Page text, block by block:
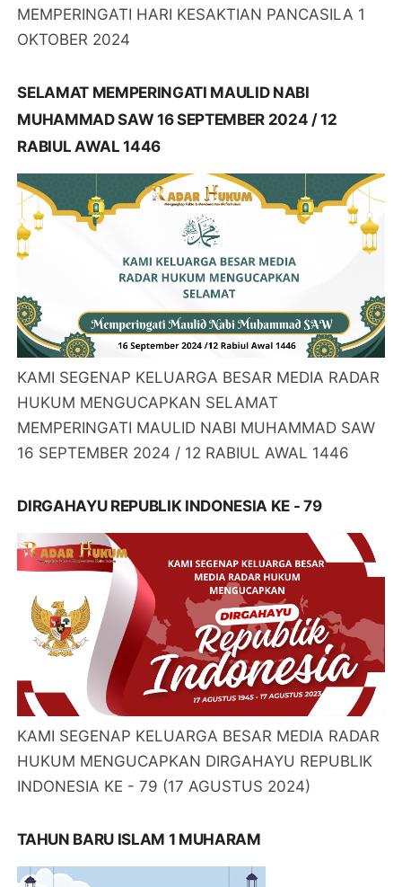
MEMPERINGATI HARI KESAKTIAN PANCASILA 1
OKTOBER 2024
SELAMAT MEMPERINGATI MAULID NABI
MUHAMMAD SAW 16 SEPTEMBER 2024 / 12
RABIUL AWAL 1446
KAMI SEGENAP KELUARGA BESAR MEDIA RADAR
HUKUM MENGUCAPKAN SELAMAT
MEMPERINGATI MAULID NABI MUHAMMAD SAW
16 SEPTEMBER 2024 / 12 RABIUL AWAL 1446
DIRGAHAYU REPUBLIK INDONESIA KE - 79
KAMI SEGENAP KELUARGA BESAR MEDIA RADAR
HUKUM MENGUCAPKAN DIRGAHAYU REPUBLIK
INDONESIA KE - 79 (17 AGUSTUS 2024)
TAHUN BARU ISLAM 1 MUHARAM